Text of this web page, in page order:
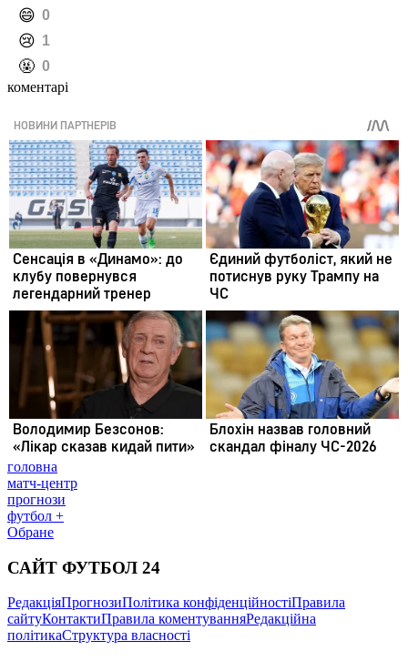
️😄 0
️😢 1
️🤬 0
коментарі
головна
матч-центр
прогнози
футбол +
Обране
САЙТ ФУТБОЛ 24
РедакціяПрогнозиПолітика конфіденційностіПравила
сайтуКонтактиПравила коментуванняРедакційна
політикаСтруктура власності